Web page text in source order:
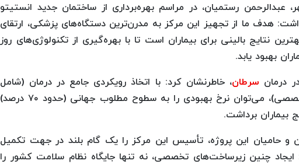
رستمیان، در مراسم بهره‌برداری از ساختمان جدید انستیتو
هدف ما از تجهیز این مرکز به مدرن‌ترین دستگاه‌های پزشکی، ارتقای
نتایج بالینی برای بیماران است تا با بهره‌گیری از تکنولوژی‌های روز
بهبود یابد.
درمان سرطان، خاطرنشان کرد: با اتخاذ رویکردی جامع در درمان (شامل
جراحی، رادیوتراپی و سایر متدهای تخصصی)، می‌توان نرخ بهبودی را به سطوح مطلوب جهانی (حدود ۷۰ درصد)
برداشت.
و حامیان این پروژه، تأسیس این مرکز را یک گام بلند در جهت تکمیل
چنین زیرساخت‌های تخصصی، نه تنها جایگاه نظام سلامت کشور را